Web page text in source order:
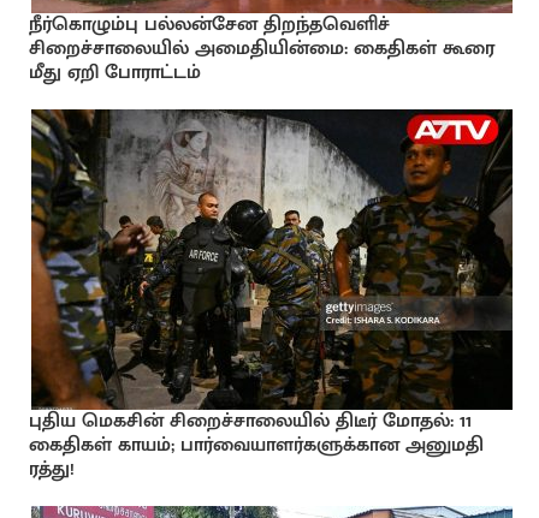
நீர்கொழும்பு பல்லன்சேன திறந்தவெளிச்
சிறைச்சாலையில் அமைதியின்மை: கைதிகள் கூரை
மீது ஏறி போராட்டம்
புதிய மெகசின் சிறைச்சாலையில் திடீர் மோதல்: 11
கைதிகள் காயம்; பார்வையாளர்களுக்கான அனுமதி
ரத்து!